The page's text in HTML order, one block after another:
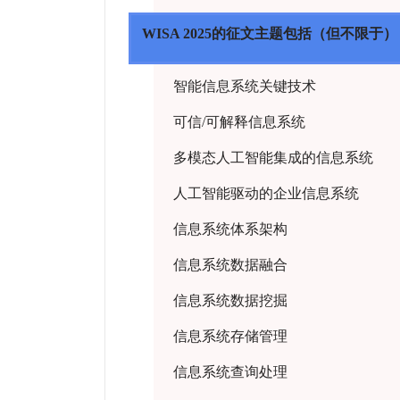
WISA 2025的征文主题包括（但不限于
智能信息系统关键技术
可信/可解释信息系统
多模态人工智能集成的信息系统
人工智能驱动的企业信息系统
信息系统体系架构
信息系统数据融合
信息系统数据挖掘
信息系统存储管理
信息系统查询处理